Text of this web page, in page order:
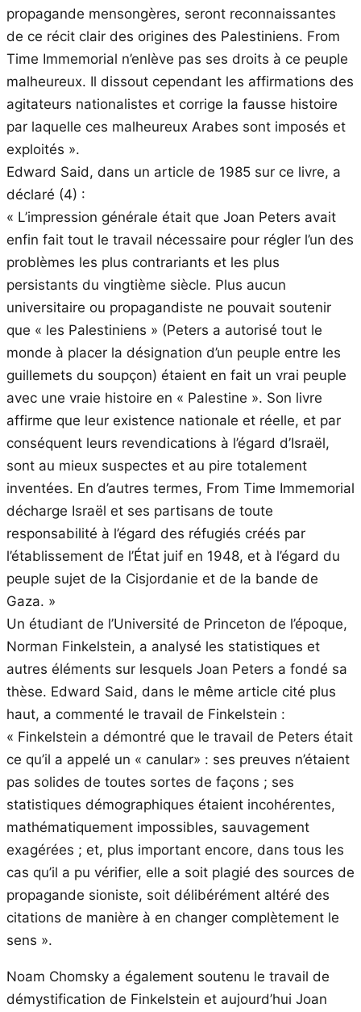
propagande mensongères, seront reconnaissantes
de ce récit clair des origines des Palestiniens. From
Time Immemorial n’enlève pas ses droits à ce peuple
malheureux. Il dissout cependant les affirmations des
agitateurs nationalistes et corrige la fausse histoire
par laquelle ces malheureux Arabes sont imposés et
exploités ».
Edward Said, dans un article de 1985 sur ce livre, a
déclaré (4) :
« L’impression générale était que Joan Peters avait
enfin fait tout le travail nécessaire pour régler l’un des
problèmes les plus contrariants et les plus
persistants du vingtième siècle. Plus aucun
universitaire ou propagandiste ne pouvait soutenir
que « les Palestiniens » (Peters a autorisé tout le
monde à placer la désignation d’un peuple entre les
guillemets du soupçon) étaient en fait un vrai peuple
avec une vraie histoire en « Palestine ». Son livre
affirme que leur existence nationale et réelle, et par
conséquent leurs revendications à l’égard d’Israël,
sont au mieux suspectes et au pire totalement
inventées. En d’autres termes, From Time Immemorial
décharge Israël et ses partisans de toute
responsabilité à l’égard des réfugiés créés par
l’établissement de l’État juif en 1948, et à l’égard du
peuple sujet de la Cisjordanie et de la bande de
Gaza. »
Un étudiant de l’Université de Princeton de l’époque,
Norman Finkelstein, a analysé les statistiques et
autres éléments sur lesquels Joan Peters a fondé sa
thèse. Edward Said, dans le même article cité plus
haut, a commenté le travail de Finkelstein :
« Finkelstein a démontré que le travail de Peters était
ce qu’il a appelé un « canular» : ses preuves n’étaient
pas solides de toutes sortes de façons ; ses
statistiques démographiques étaient incohérentes,
mathématiquement impossibles, sauvagement
exagérées ; et, plus important encore, dans tous les
cas qu’il a pu vérifier, elle a soit plagié des sources de
propagande sioniste, soit délibérément altéré des
citations de manière à en changer complètement le
sens ».
Noam Chomsky a également soutenu le travail de
démystification de Finkelstein et aujourd’hui Joan